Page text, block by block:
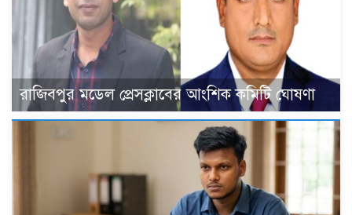
রাজিবপুর মডেল প্রেসক্লাবের আংশিক কমিটি ঘোষণা